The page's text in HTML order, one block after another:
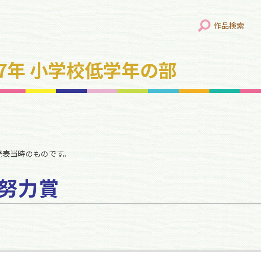
作品検索
小学校低学年の部
当時のものです。
力賞